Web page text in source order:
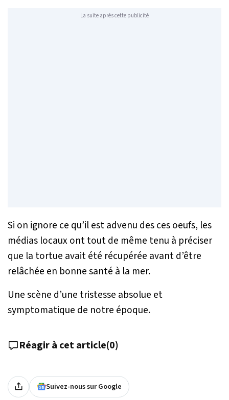
La suite après cette publicité
Si on ignore ce qu’il est advenu des ces oeufs, les
médias locaux ont tout de même tenu à préciser
que la tortue avait été récupérée avant d’être
relâchée en bonne santé à la mer.
Une scène d’une tristesse absolue et
symptomatique de notre époque.
Réagir à cet article(0)
Suivez-nous sur Google